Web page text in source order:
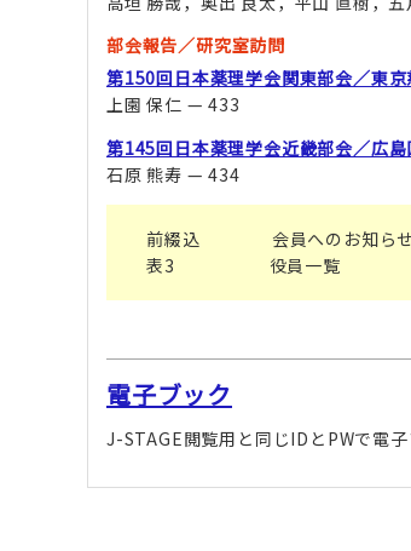
部会報告／研究室訪問
第150回日本薬理学会関東部会／東
上園 保仁 — 433
第145回日本薬理学会近畿部会／広
石原 熊寿 — 434
前綴込 会員へのお知らせ
表3 役員一覧
電子ブック
J-STAGE閲覧用と同じIDとPWで電